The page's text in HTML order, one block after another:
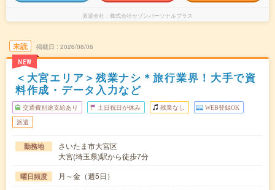
派遣会社 株式会社セゾンパーソナルプラス
未読
NEW
掲載日 2026/08/06
＜大宮エリア＞残業ナシ＊旅行業界！大手で資
料作成・データ入力など
交通費別途支給あり 土日祝日が休み 残業なし WEB登録OK
派遣
勤務地
さいたま市大宮区
大宮(埼玉県)駅から徒歩7分
曜日頻度 月～金（週5日）